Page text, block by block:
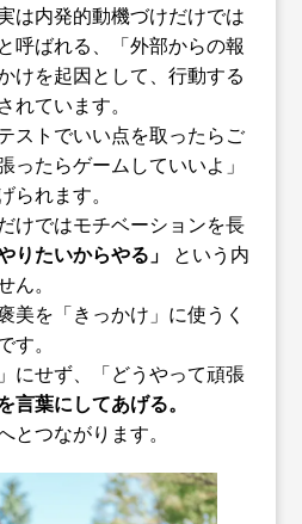
は内発的動機づけだけでは
呼ばれる、「外部からの報
けを起因として、行動する
れています。
ストでいい点を取ったらご
ったらゲームしていいよ」
られます。
けではモチベーションを長
りたいからやる」
という内
。
美を「きっかけ」に使うく
す。
にせず、「どうやって頑張
言葉にしてあげる。
とつながります。